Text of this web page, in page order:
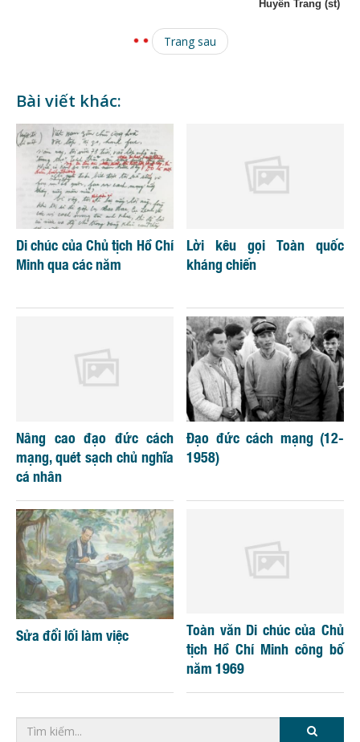
Huyền Trang (st)
Trang sau
Bài viết khác:
Di chúc của Chủ tịch Hồ Chí
Minh qua các năm
Lời kêu gọi Toàn quốc
kháng chiến
Nâng cao đạo đức cách
mạng, quét sạch chủ nghĩa
cá nhân
Đạo đức cách mạng (12-
1958)
Sửa đổi lối làm việc
Toàn văn Di chúc của Chủ
tịch Hồ Chí Minh công bố
năm 1969